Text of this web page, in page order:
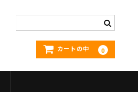
カートの中 0